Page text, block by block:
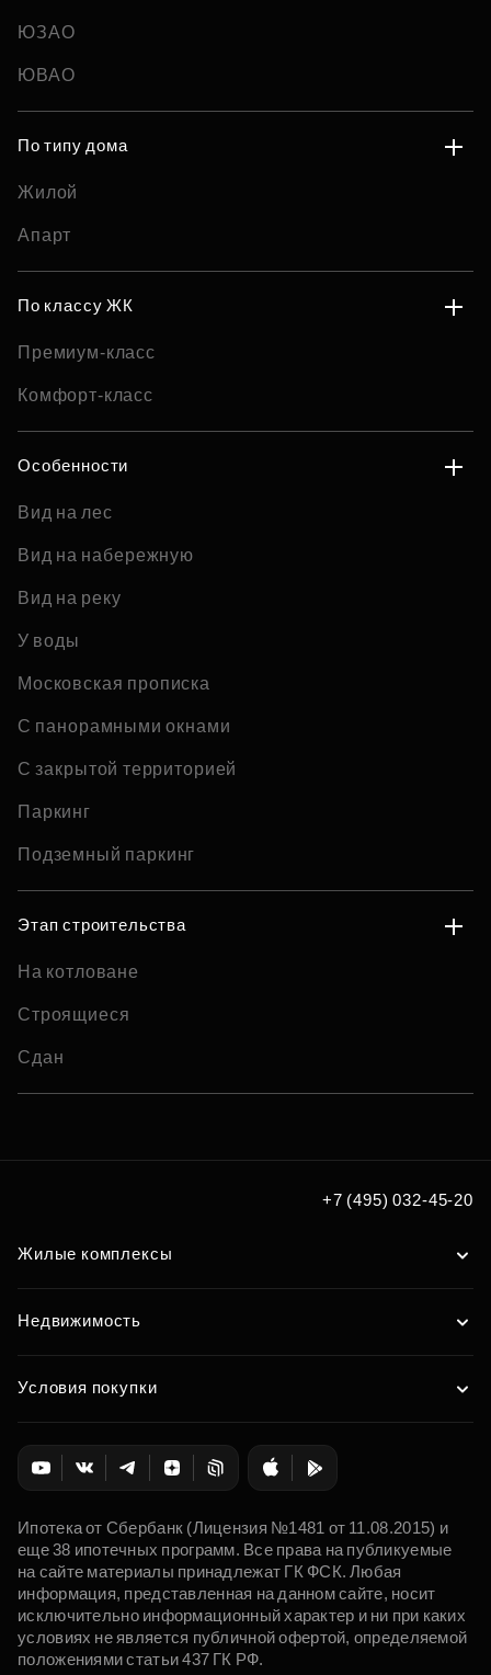
ЮЗАО
ЮВАО
По типу дома
Жилой
Апарт
По классу ЖК
Премиум-класс
Комфорт-класс
Особенности
Вид на лес
Вид на набережную
Вид на реку
У воды
Московская прописка
С панорамными окнами
С закрытой территорией
Паркинг
Подземный паркинг
Этап строительства
На котловане
Строящиеся
Сдан
+7 (495) 032-45-20
Жилые комплексы
Недвижимость
Условия покупки
Ипотека от Сбербанк (Лицензия №1481 от 11.08.2015) и
еще 38 ипотечных программ. Все права на публикуемые
на сайте материалы принадлежат ГК ФСК. Любая
информация, представленная на данном сайте, носит
исключительно информационный характер и ни при каких
условиях не является публичной офертой, определяемой
положениями статьи 437 ГК РФ.